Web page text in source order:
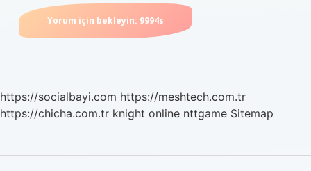
https://socialbayi.com https://meshtech.com.tr
https://chicha.com.tr knight online nttgame Sitemap